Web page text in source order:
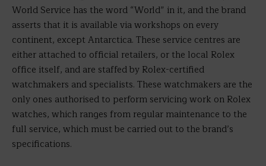
World Service has the word “World” in it, and the brand
asserts that it is available via workshops on every
continent, except Antarctica. These service centres are
either attached to official retailers, or the local Rolex
office itself, and are staffed by Rolex-certified
watchmakers and specialists. These watchmakers are the
only ones authorised to perform servicing work on Rolex
watches, which ranges from regular maintenance to the
full service, which must be carried out to the brand’s
specifications.